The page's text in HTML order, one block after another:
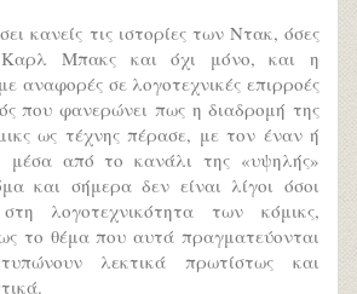
κανείς τις ιστορίες των Ντακ, όσες
Μπακς και όχι μόνο, και η
αναφορές σε λογοτεχνικές επιρροές
που φανερώνει πως η διαδρομή της
ως τέχνης πέρασε, με τον έναν ή
από το κανάλι της «υψηλής»
και σήμερα δεν είναι λίγοι όσοι
λογοτεχνικότητα των κόμικς,
το θέμα που αυτά πραγματεύονται
λεκτικά πρωτίστως και